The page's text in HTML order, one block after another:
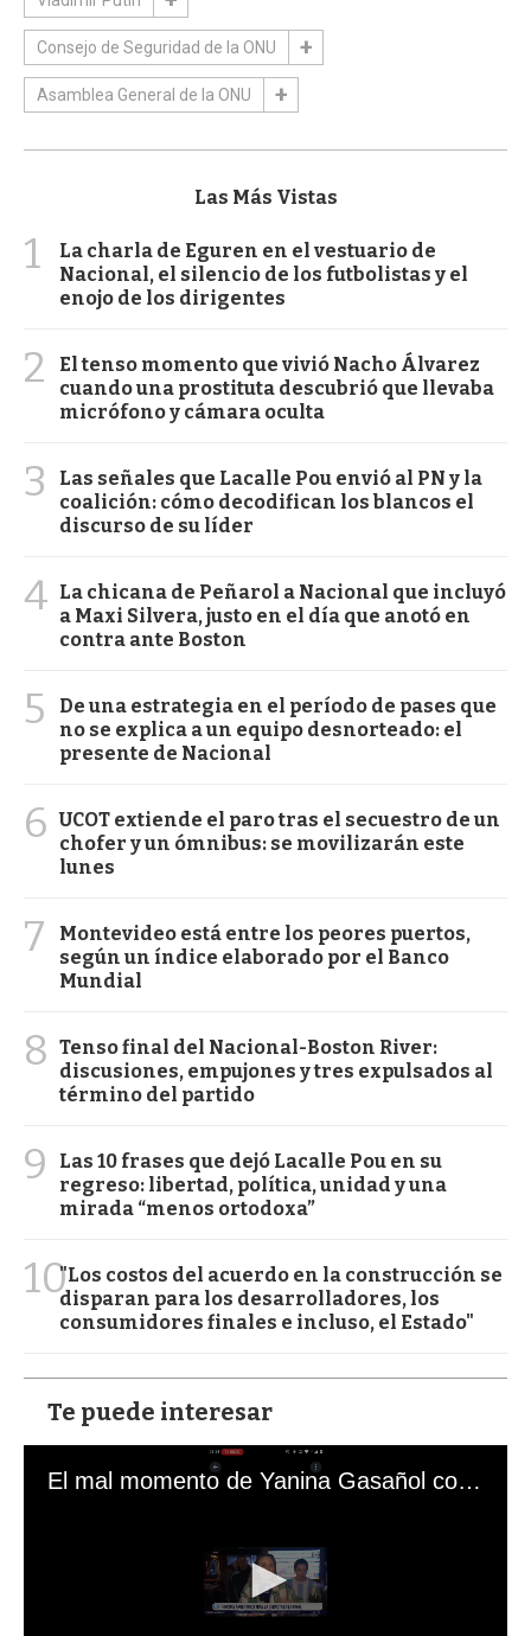
Consejo de Seguridad de la ONU
Asamblea General de la ONU
Las Más Vistas
1
La charla de Eguren en el vestuario de
Nacional, el silencio de los futbolistas y el
enojo de los dirigentes
2
El tenso momento que vivió Nacho Álvarez
cuando una prostituta descubrió que llevaba
micrófono y cámara oculta
3
Las señales que Lacalle Pou envió al PN y la
coalición: cómo decodifican los blancos el
discurso de su líder
4 La chicana de Peñarol a Nacional que incluyó
a Maxi Silvera, justo en el día que anotó en
contra ante Boston
5
De una estrategia en el período de pases que
no se explica a un equipo desnorteado: el
presente de Nacional
6 UCOT extiende el paro tras el secuestro de un
chofer y un ómnibus: se movilizarán este
lunes
7
Montevideo está entre los peores puertos,
según un índice elaborado por el Banco
Mundial
8 Tenso final del Nacional-Boston River:
discusiones, empujones y tres expulsados al
término del partido
9
Las 10 frases que dejó Lacalle Pou en su
regreso: libertad, política, unidad y una
mirada “menos ortodoxa”
10"Los costos del acuerdo en la construcción se
disparan para los desarrolladores, los
consumidores finales e incluso, el Estado"
Te puede interesar
El mal momento de Yanina Gasañol con un hincha argentino en "Subrayado"